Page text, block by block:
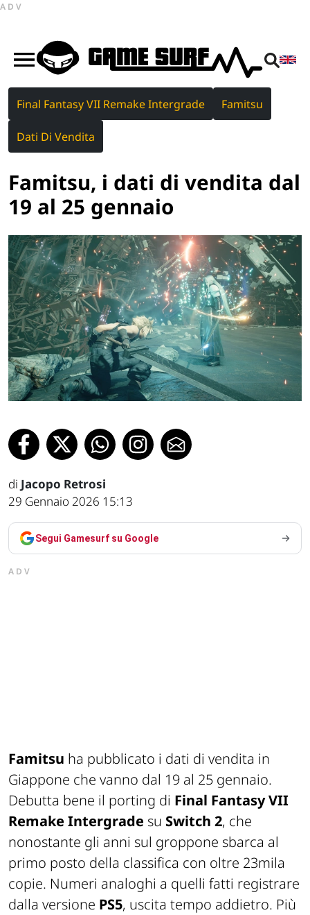
ADV
Final Fantasy VII Remake Intergrade Famitsu
Dati Di Vendita
Famitsu, i dati di vendita dal
19 al 25 gennaio
di Jacopo Retrosi
29 Gennaio 2026 15:13
Segui Gamesurf su Google
ADV
Famitsu ha pubblicato i dati di vendita in
Giappone che vanno dal 19 al 25 gennaio.
Debutta bene il porting di Final Fantasy VII
Remake Intergrade su Switch 2, che
nonostante gli anni sul groppone sbarca al
primo posto della classifica con oltre 23mila
copie. Numeri analoghi a quelli fatti registrare
dalla versione PS5, uscita tempo addietro. Più